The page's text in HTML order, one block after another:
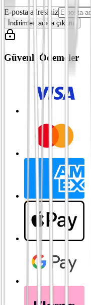
E-posta adresiniz
İndirimleri açığa çıkarın
Güvenli Ödemeler